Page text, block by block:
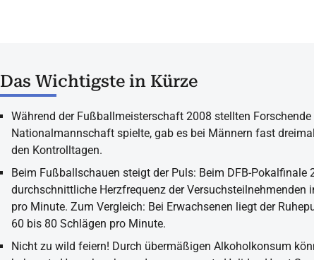
Das Wichtigste in Kürze
Während der Fußballmeisterschaft 2008 stellten
Nationalmannschaft spielte, gab es bei Männern fast
den Kontrolltagen.
Beim Fußballschauen steigt der Puls: Beim DFB-Pokalfinale
durchschnittliche Herzfrequenz der Versuchsteilnehmenden
pro Minute. Zum Vergleich: Bei Erwachsenen liegt der
60 bis 80 Schlägen pro Minute.
Nicht zu wild feiern! Durch übermäßigen Alkoholkonsum